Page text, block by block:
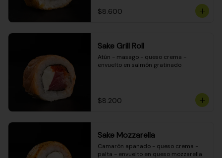
$8.600
Sake Grill Roll
Atún - masago - queso crema -
envuelto en salmón gratinado
$8.200
Sake Mozzarella
Camarón apanado - queso crema -
palta - envuelto en queso mozzarella